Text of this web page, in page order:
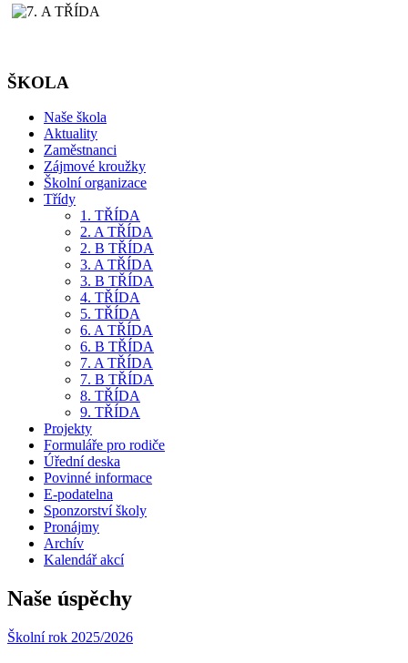
ŠKOLA
Naše škola
Aktuality
Zaměstnanci
Zájmové kroužky
Školní organizace
Třídy
1. TŘÍDA
2. A TŘÍDA
2. B TŘÍDA
3. A TŘÍDA
3. B TŘÍDA
4. TŘÍDA
5. TŘÍDA
6. A TŘÍDA
6. B TŘÍDA
7. A TŘÍDA
7. B TŘÍDA
8. TŘÍDA
9. TŘÍDA
Projekty
Formuláře pro rodiče
Úřední deska
Povinné informace
E-podatelna
Sponzorství školy
Pronájmy
Archív
Kalendář akcí
Naše úspěchy
Školní rok 2025/2026